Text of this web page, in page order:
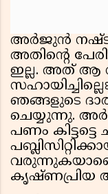
അര്‍ജുന്‍
അതിന്റെ
ഇല്ല. അത് ആ
ഞങ്ങളുടെ
ചെയ്യുന്നു.
പണം
കൃഷ്ണപ്രിയ